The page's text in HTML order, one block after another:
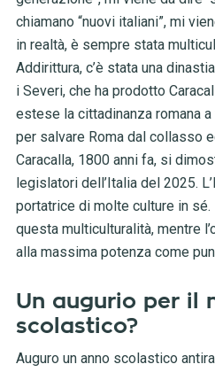
chiamano “nuovi italiani”, mi
in realtà, è sempre stata
Addirittura, c’è stata una
i Severi, che ha prodotto
estese la cittadinanza romana
per salvare Roma dal collasso
Caracalla, 1800 anni fa, si
legislatori dell’Italia del 2025.
portatrice di molte culture in
questa multiculturalità, mentre
alla massima potenza come
Un augurio per il
scolastico?
Auguro un anno scolastico